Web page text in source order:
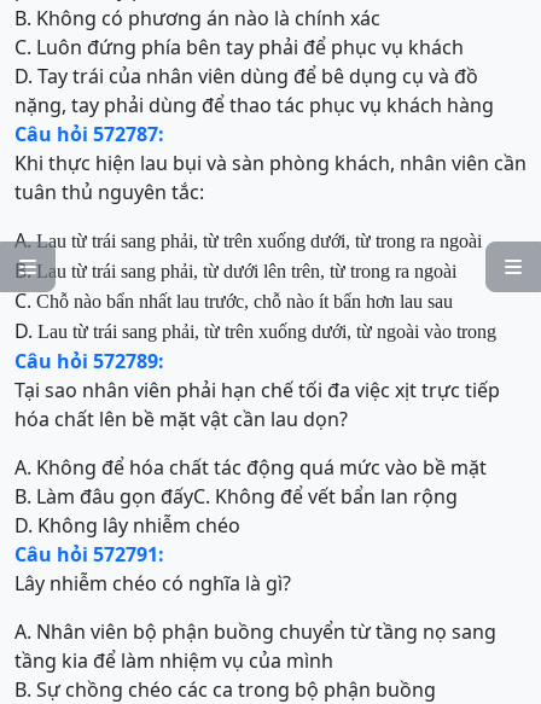


B. Không có phương án nào là chính xác
C. Luôn đứng phía bên tay phải để phục vụ khách
D. Tay trái của nhân viên dùng để bê dụng cụ và đồ
nặng, tay phải dùng để thao tác phục vụ khách hàng
Câu hỏi 572787:
Khi thực hiện lau bụi và sàn phòng khách, nhân viên cần
tuân thủ nguyên tắc:
A.Lau từ trái sang phải, từ trên xuống dưới, từ trong ra ngoài
B.Lau từ trái sang phải, từ dưới lên trên, từ trong ra ngoài
C.Chỗ nào bẩn nhất lau trước, chỗ nào ít bẩn hơn lau sau
D. Lau từ trái sang phải, từ trên xuống dưới, từ ngoài vào trong
Câu hỏi 572789:
Tại sao nhân viên phải hạn chế tối đa việc xịt trực tiếp
hóa chất lên bề mặt vật cần lau dọn?
A. Không để hóa chất tác động quá mức vào bề mặt
B. Làm đâu gọn đấyC. Không để vết bẩn lan rộng
D. Không lây nhiễm chéo
Câu hỏi 572791:
Lây nhiễm chéo có nghĩa là gì?
A. Nhân viên bộ phận buồng chuyển từ tầng nọ sang
tầng kia để làm nhiệm vụ của mình
B. Sự chồng chéo các ca trong bộ phận buồng